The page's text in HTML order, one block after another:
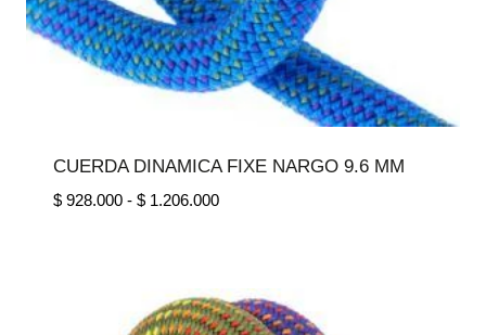
CUERDA DINAMICA FIXE NARGO 9.6 MM
$928.000 - $1.206.000Rango
$ 928.000
hasta